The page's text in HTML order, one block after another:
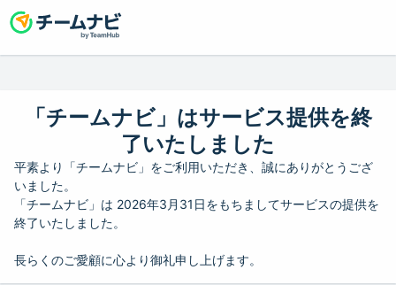
「チームナビ」はサービス提供を終
了いたしました
平素より「チームナビ」をご利用いただき、誠にありがとうござ
いました。
「チームナビ」は 2026年3月31日をもちましてサービスの提供を
終了いたしました。
長らくのご愛顧に心より御礼申し上げます。